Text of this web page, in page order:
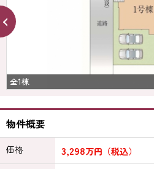
全1棟
物件概要
価格 3,298万円（税込）